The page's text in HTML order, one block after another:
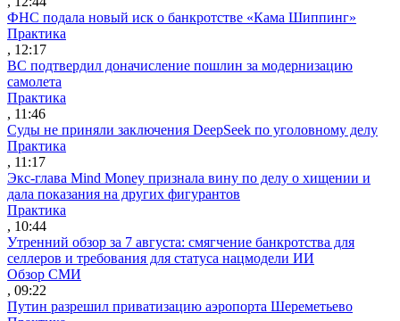
ФНС подала новый иск о банкротстве «Кама Шиппинг»
Практика
, 12:17
ВС подтвердил доначисление пошлин за модернизацию
самолета
Практика
, 11:46
Суды не приняли заключения DeepSeek по уголовному делу
Практика
, 11:17
Экс-глава Mind Money признала вину по делу о хищении и
дала показания на других фигурантов
Практика
, 10:44
Утренний обзор за 7 августа: смягчение банкротства для
селлеров и требования для статуса нацмодели ИИ
Обзор СМИ
, 09:22
Путин разрешил приватизацию аэропорта Шереметьево